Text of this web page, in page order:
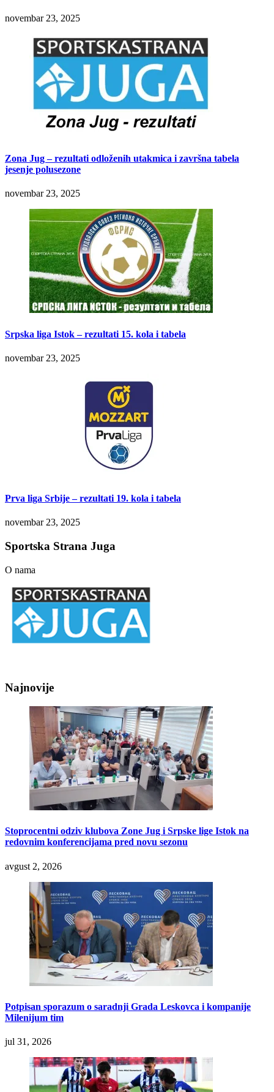
novembar 23, 2025
Zona Jug – rezultati odloženih utakmica i završna tabela
jesenje polusezone
novembar 23, 2025
Srpska liga Istok – rezultati 15. kola i tabela
novembar 23, 2025
Prva liga Srbije – rezultati 19. kola i tabela
novembar 23, 2025
Sportska Strana Juga
O nama
Najnovije
Stoprocentni odziv klubova Zone Jug i Srpske lige Istok na
redovnim konferencijama pred novu sezonu
avgust 2, 2026
Potpisan sporazum o saradnji Grada Leskovca i kompanije
Milenijum tim
jul 31, 2026